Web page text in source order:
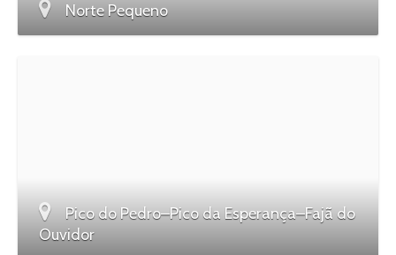
Norte Pequeno
Pico do Pedro–Pico da Esperança–Fajã do
Ouvidor